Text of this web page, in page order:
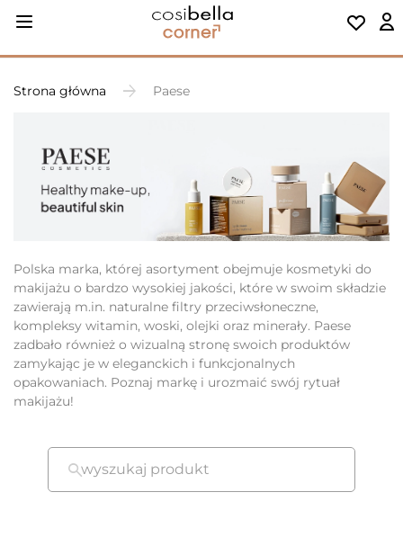
Strona główna Paese
Polska marka, której asortyment obejmuje kosmetyki do
makijażu o bardzo wysokiej jakości, które w swoim składzie
zawierają m.in. naturalne filtry przeciwsłoneczne,
kompleksy witamin, woski, olejki oraz minerały. Paese
zadbało również o wizualną stronę swoich produktów
zamykając je w eleganckich i funkcjonalnych
opakowaniach. Poznaj markę i urozmaić swój rytuał
makijażu!
wyszukaj produkt